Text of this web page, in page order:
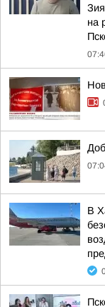
на
В